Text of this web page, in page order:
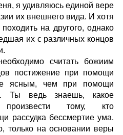
я удивляюсь единой вере
их внешнего вида. И хотя
на другого, однако
их с различных концов
считать божиим
постижение при помощи
ясным, чем при помощи
Ты ведь знаешь, какое
тому, кто
рассудка бессмертие ума.
только на основании веры